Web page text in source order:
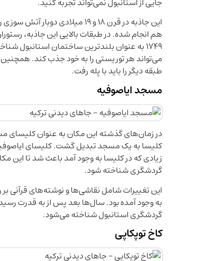
این جاذبه در قرن 18 و 19
هم انجام شده. در طبقات بالایی این جاذبه،
1749 به عنوان بلندترین ساختمان استانبول
می‌تواند هر توریستی را به خود جذب کند.
طبقه دیگر را باید با پله رفت.
مسجد ایاصوفیه
در زمان‌های گذشته این مکان به عنوان
زیادی که در کلیسا به وجود آمد باعث شد تا این
گردشگری شناخته شود.
این تغییرات شامل نقاشی‌ها و نوشته‌های قرآنی بر
به وجود آمده بود. سال‌ها بعد پس از به قدرت
گردشگری استانبول شناخته می‌شود.
کاخ توپکاپی